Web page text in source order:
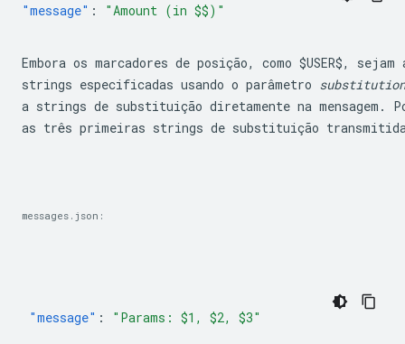
"message" :
Embora os marcadores de posição, como $USER$, sejam
strings especificadas usando o parâmetro
a strings de substituição diretamente na mensagem.
as três primeiras strings de substituição
messages.json:
"message" : "Params: $1, $2, $3"